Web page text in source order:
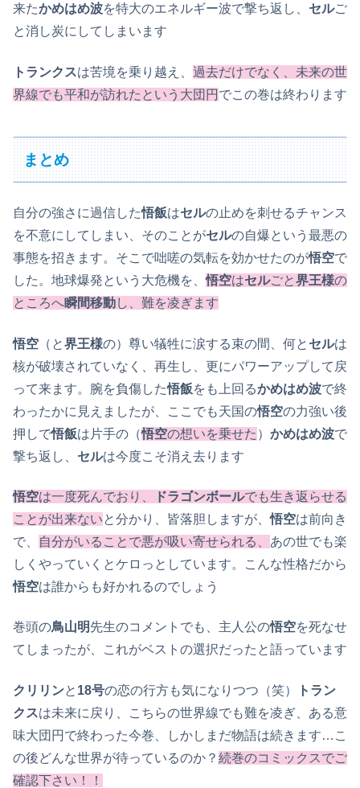
来たかめはめ波を特大のエネルギー波で撃ち返し、 セルご
と消し炭にしてしまいます
トランクスは苦境を乗り越え、 過去だけでなく、未来の世
界線でも平和が訪れたという大団円 でこの巻は終わります
まとめ
自分の強さに過信した悟飯はセルの止めを刺せるチャンス
を不意にしてしまい、そのことがセルの自爆という最悪の
事態を招きます。そこで咄嗟の気転を効かせたのが悟空で
した。地球爆発という大危機を、悟空はセルごと界王様の
ところへ瞬間移動し、難を凌ぎます
悟空 （と界王様の）尊い犠牲に涙する束の間、何と セルは
核が破壊されていなく、再生し、更にパワーアップして戻
って来ます。腕を負傷した悟飯をも上回るかめはめ波で終
わったかに見えましたが、ここでも天国の悟空の力強い後
押しで悟飯は片手の（悟空の想いを乗せた ） かめはめ波で
撃ち返し、 セルは今度こそ消え去ります
悟空は一度死んでおり、 ドラゴンボールでも生き返らせる
ことが出来ないと分かり、皆落胆しますが、悟空は前向き
で、
自分がいることで悪が吸い寄せられる、 あの世でも楽
しくやっていくとケロっとしています。こんな性格だから
悟空は誰からも好かれるのでしょう
巻頭の鳥山明先生のコメントでも、主人公の悟空を死なせ
てしまったが、これがベストの選択だったと語っています
クリリンと 18号の恋の行方も気になりつつ（笑）
トラン
クスは未来に戻り、こちらの世界線でも難を凌ぎ、ある意
味大団円で終わった今巻、しかしまだ物語は続きます…こ
の後どんな世界が待っているのか？ 続巻のコミックスでご
確認下さい！！